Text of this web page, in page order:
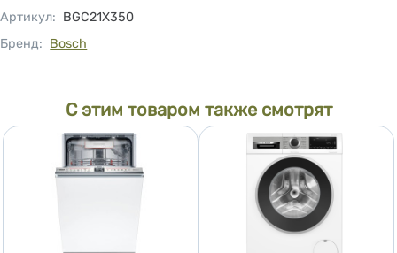
Артикул: BGC21X350
Бренд: Bosch
С этим товаром также смотрят